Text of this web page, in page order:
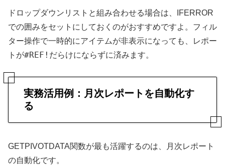
ドロップダウンリストと組み合わせる場合は、IFERROR
での囲みをセットにしておくのがおすすめですよ。フィル
ター操作で一時的にアイテムが非表示になっても、レポー
トが#REF! だらけにならずに済みます。
実務活用例：月次レポートを自動化す
る
GETPIVOTDATA関数が最も活躍するのは、月次レポート
の自動化です。